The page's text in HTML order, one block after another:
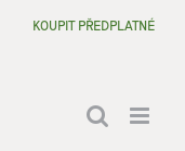
KOUPIT PŘEDPLATNÉ